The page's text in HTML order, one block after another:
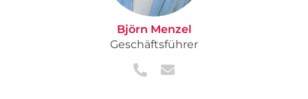
Björn Menzel
Geschäftsführer